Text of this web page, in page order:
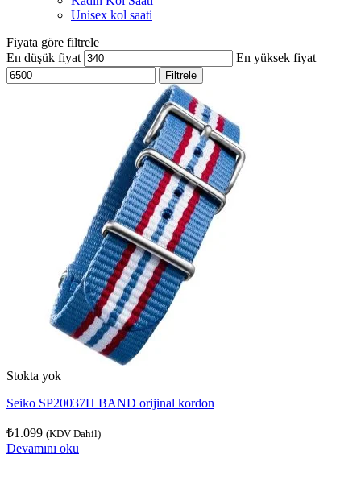
Unisex kol saati
Fiyata göre filtrele
En düşük fiyat
En yüksek fiyat
Filtrele
Stokta yok
Seiko SP20037H BAND orijinal kordon
₺1.099 (KDV Dahil)
Devamını oku